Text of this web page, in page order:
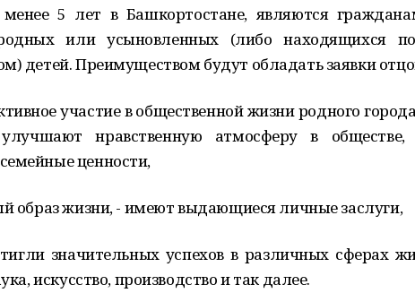
5 лет в Башкортостане, являются
или усыновленных (либо находящихся
детей. Преимуществом будут обладать заявки
участие в общественной жизни родного
нравственную атмосферу в обществе,
ценности,
образ жизни, - имеют выдающиеся личные заслуги,
значительных успехов в различных сферах
искусство, производство и так далее.